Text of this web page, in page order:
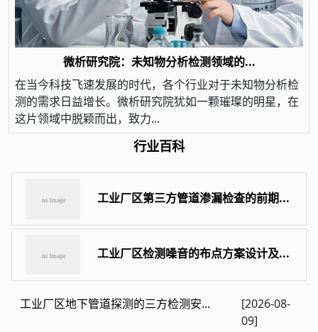
微析研究院：未知物分析检测领域的...
在当今科技飞速发展的时代，各个行业对于未知物分析检
测的需求日益增长。微析研究院犹如一颗璀璨的明星，在
这片领域中脱颖而出，致力...
行业百科
工业厂区第三方管道渗漏检查的前期...
工业厂区检测噪音的布点方案设计及...
工业厂区地下管道探测的三方检测安...
[2026-08-
09]